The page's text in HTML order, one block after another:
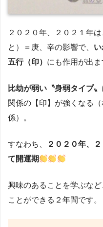
２０２０年、２０２１年
と）＝庚、辛の影響で、
五行（印） にも作用が出ま
比劫が弱い〝身弱タイプ〟
関係の【印】が強くなる
係）。
すなわち、
２０２０年、
て開運期
興味のあることを学ぶな
ことができる２年間です。